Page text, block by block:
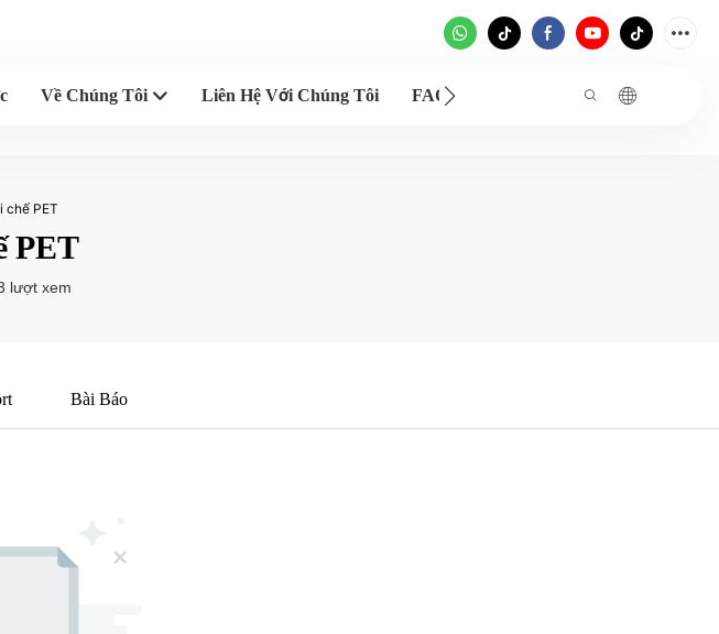
Về Chúng Tôi Liên Hệ Với Chúng Tôi FAQ
chế PET
PET
lượt xem
Bài Báo